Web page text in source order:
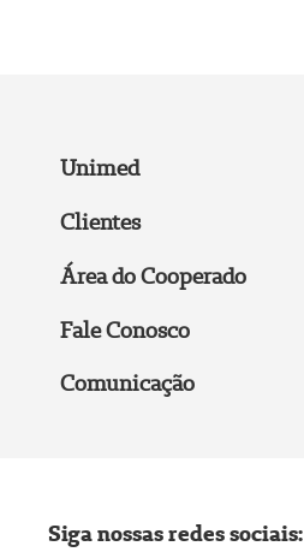
Unimed
Clientes
Área do Cooperado
Fale Conosco
Comunicação
Siga nossas redes sociais: